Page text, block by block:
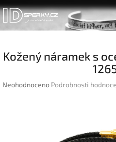
Přejít
na
obsah
Kožený náramek s
Průměrné
Neohodnoceno Podrobnosti